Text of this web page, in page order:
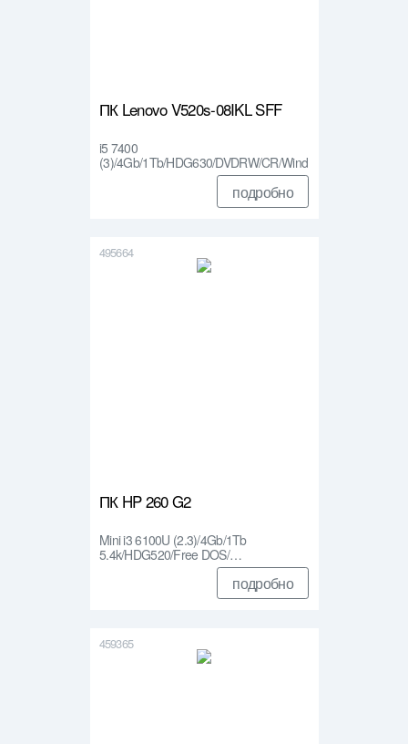
ПК Lenovo V520s-08IKL SFF
i5 7400
(3)/4Gb/1Tb/HDG630/DVDRW/CR/Wind
подробно
495664
ПК HP 260 G2
Mini i3 6100U (2.3)/4Gb/1Tb
5.4k/HDG520/Free DOS/…
подробно
459365